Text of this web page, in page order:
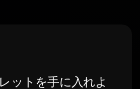
ットを手に入れよ